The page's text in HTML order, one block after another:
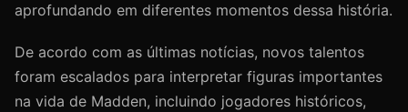
aprofundando em diferentes momentos dessa história.
De acordo com as últimas notícias, novos talentos
foram escalados para interpretar figuras importantes
na vida de Madden, incluindo jogadores históricos,